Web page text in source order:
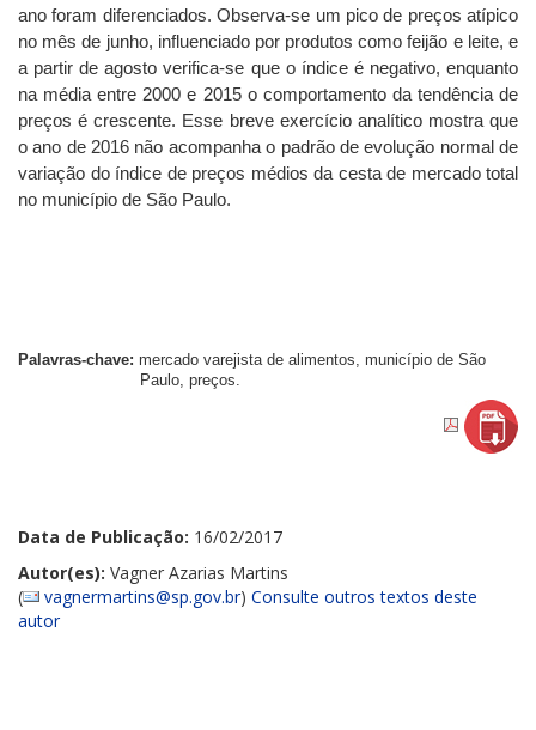
ano foram diferenciados. Observa-se um pico de preços atípico
no mês de junho, influenciado por produtos como feijão e leite, e
a partir de agosto verifica-se que o índice é negativo, enquanto
na média entre 2000 e 2015 o comportamento da tendência de
preços é crescente. Esse breve exercício analítico mostra que
o ano de 2016 não acompanha o padrão de evolução normal de
variação do índice de preços médios da cesta de mercado total
no município de São Paulo.
Palavras-chave: mercado varejista de alimentos, município de São
Paulo, preços.
Data de Publicação: 16/02/2017
Autor(es): Vagner Azarias Martins
(
vagnermartins@sp.gov.br) Consulte outros textos deste
autor